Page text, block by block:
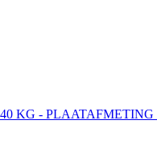
KG - PLAATAFMETING